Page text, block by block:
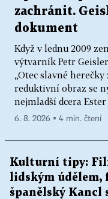
zachránit.
dokument
Když v lednu 2009
výtvarník Petr
„Otec slavné
reduktivní obraz se
nejmladší dcera Ester
6. 8. 2026 ▪ 4 min. čtení
Kulturní tipy:
lidským údělem,
španělský Kancl